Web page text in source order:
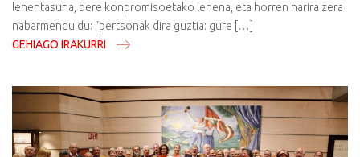
lehentasuna, bere konpromisoetako lehena, eta horren harira zera
nabarmendu du: “pertsonak dira guztia: gure […]
GEHIAGO IRAKURRI